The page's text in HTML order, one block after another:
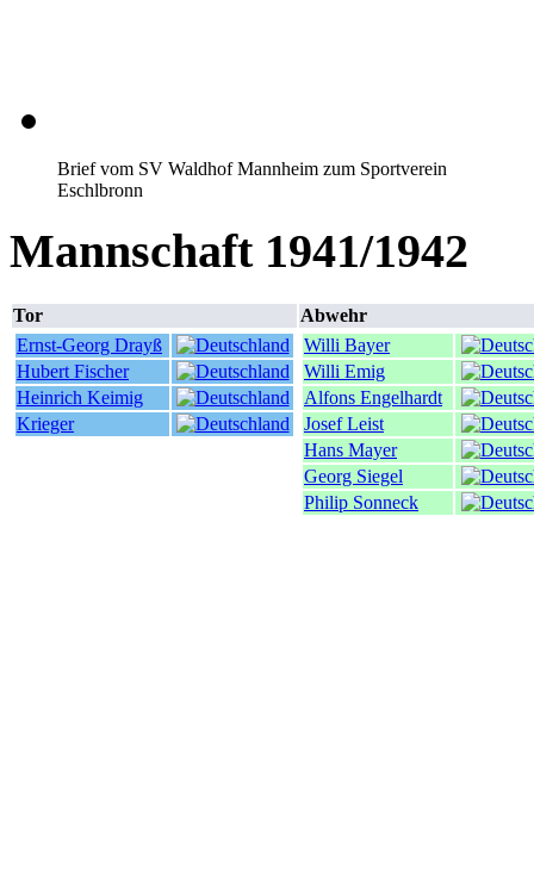
Brief vom SV Waldhof Mannheim zum Sportverein
Eschlbronn
Mannschaft 1941/1942
Tor
Abwehr
Ernst-Georg Drayß
Hubert Fischer
Heinrich Keimig
Krieger
Willi Bayer
Willi Emig
Alfons Engelhardt
Josef Leist
Hans Mayer
Georg Siegel
Philip Sonneck